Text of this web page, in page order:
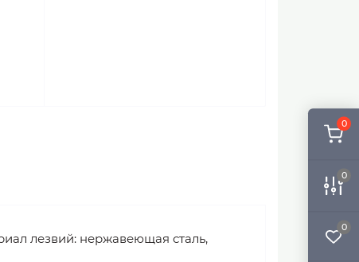
0
0
0
лезвий: нержавеющая сталь,